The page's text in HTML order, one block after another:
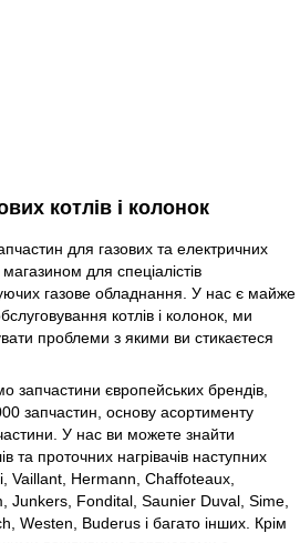
котлів і колонок
для газових та електричних
для спеціалістів
газове обладнання. У нас є майже
котлів і колонок, ми
проблеми з якими ви стикаєтеся
запчастини європейських брендів,
запчастин, основу асортименту
У нас ви можете знайти
та проточних нагрівачів наступних
Vaillant, Hermann, Chaffoteaux,
Junkers, Fondital, Saunier Duval, Sime,
Westen, Buderus і багато інших. Крім